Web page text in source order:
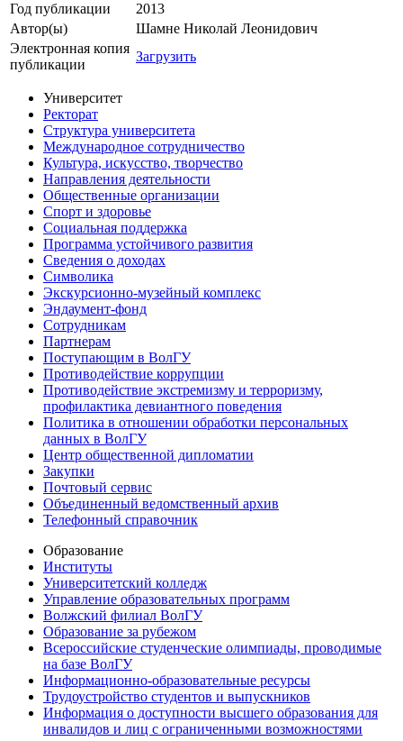
Год публикации
2013
Автор(ы)
Шамне Николай Леонидович
Электронная копия
публикации
Загрузить
Университет
Ректорат
Структура университета
Международное сотрудничество
Культура, искусство, творчество
Направления деятельности
Общественные организации
Спорт и здоровье
Социальная поддержка
Программа устойчивого развития
Сведения о доходах
Символика
Экскурсионно-музейный комплекс
Эндаумент-фонд
Сотрудникам
Партнерам
Поступающим в ВолГУ
Противодействие коррупции
Противодействие экстремизму и терроризму,
профилактика девиантного поведения
Политика в отношении обработки персональных
данных в ВолГУ
Центр общественной дипломатии
Закупки
Почтовый сервис
Объединенный ведомственный архив
Телефонный справочник
Образование
Институты
Университетский колледж
Управление образовательных программ
Волжский филиал ВолГУ
Образование за рубежом
Всероссийские студенческие олимпиады, проводимые
на базе ВолГУ
Информационно-образовательные ресурсы
Трудоустройство студентов и выпускников
Информация о доступности высшего образования для
инвалидов и лиц с ограниченными возможностями